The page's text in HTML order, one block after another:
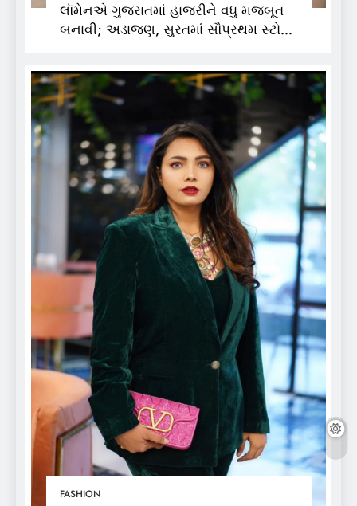
લૉમેનએ ગુજરાતમાં હાજરીને વધુ મજબૂત
બનાવી; અડાજણ, સુરતમાં સૌપ્રથમ સ્ટોર
FASHION